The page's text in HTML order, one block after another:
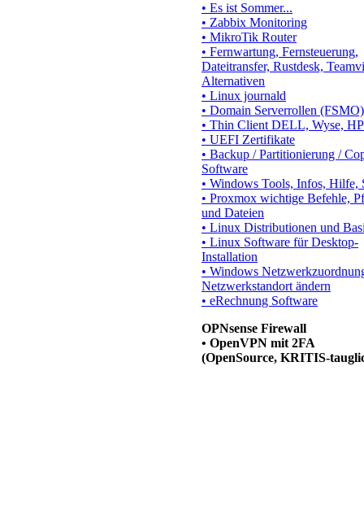
• Es ist Sommer...
• Zabbix Monitoring
• MikroTik Router
• Fernwartung, Fernsteuerung,
Dateitransfer, Rustdesk,
Alternativen
• Linux journald
• Domain Serverrollen (FSMO)
• Thin Client DELL, Wyse, HP
• UEFI Zertifikate
• Backup / Partitionierung /
Software
• Windows Tools, Infos, Hilfe,
• Proxmox wichtige Befehle,
und Dateien
• Linux Distributionen und
• Linux Software für Desktop-
Installation
• Windows
Netzwerkstandort ändern
• eRechnung Software
OPNsense Firewall
• OpenVPN mit 2FA
(OpenSource, KRITIS-